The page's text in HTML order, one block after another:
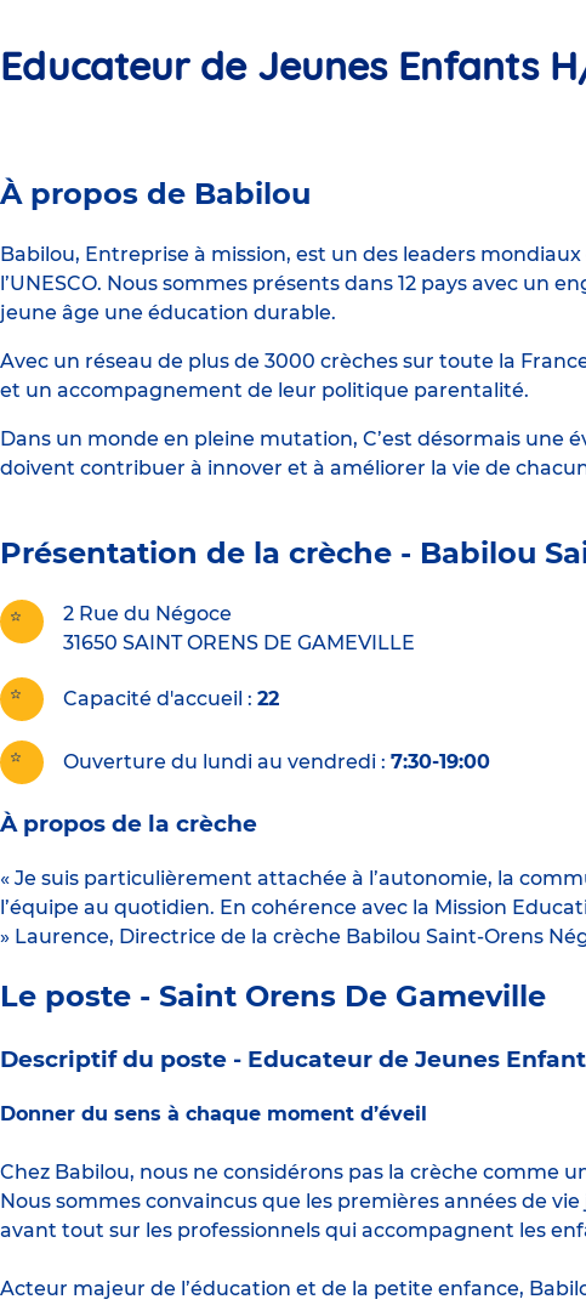
Educateur de Jeunes Enfants
Babilou
Saint-
Orens
Négoce
À propos de Babilou
Babilou, Entreprise à mission, est un des leaders
l’UNESCO. Nous sommes présents dans 12 pays avec
jeune âge une éducation durable.
Avec un réseau de plus de 3000 crèches sur toute la
et un accompagnement de leur politique parentalité.
Dans un monde en pleine mutation, C’est désormais une
doivent contribuer à innover et à améliorer la vie de
Présentation de la crèche - Babilou
2 Rue du Négoce
31650 SAINT ORENS DE GAMEVILLE
Capacité d'accueil 22
Ouverture du lundi au vendredi : 7:30-19:00
À propos de la crèche
« Je suis particulièrement attachée à l’autonomie, la
l’équipe au quotidien. En cohérence avec la Mission
» Laurence, Directrice de la crèche Babilou Saint-Orens
Le poste - Saint Orens De Gameville
Descriptif du poste - Educateur de Jeunes
Donner du sens à chaque moment d’éveil
Chez Babilou, nous ne considérons pas la crèche comme
Nous sommes convaincus que les premières années de
avant tout sur les professionnels qui accompagnent les
Acteur majeur de l’éducation et de la petite enfance,